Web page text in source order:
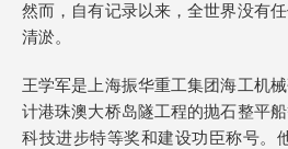
然而，自有记录以来，全世界没有
清淤。
王学军是上海振华重工集团海工机
计港珠澳大桥岛隧工程的抛石整平
科技进步特等奖和建设功臣称号。